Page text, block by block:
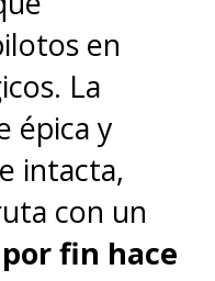
máximo de
jugar
hay
en
La
épica y
intacta,
con un
fin hace